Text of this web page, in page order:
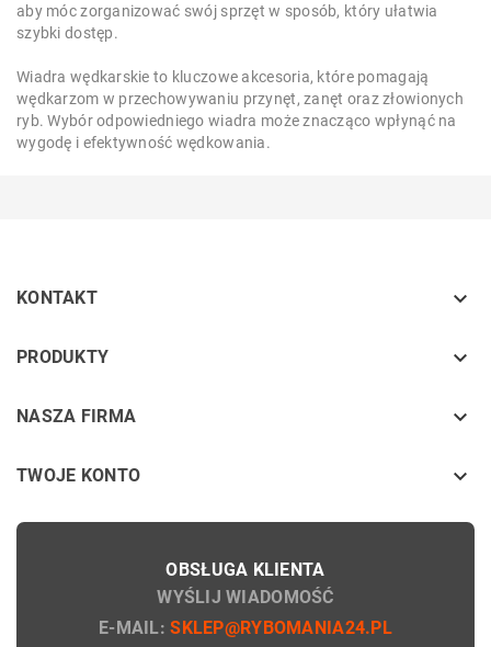
aby móc zorganizować swój sprzęt w sposób, który ułatwia
szybki dostęp.
Wiadra wędkarskie to kluczowe akcesoria, które pomagają
wędkarzom w przechowywaniu przynęt, zanęt oraz złowionych
ryb. Wybór odpowiedniego wiadra może znacząco wpłynąć na
wygodę i efektywność wędkowania.
KONTAKT 
PRODUKTY keyboard_arrow_down
NASZA FIRMA keyboard_arrow_down
TWOJE KONTO 
OBSŁUGA KLIENTA
WYŚLIJ WIADOMOŚĆ
E-MAIL:SKLEP@RYBOMANIA24.PL